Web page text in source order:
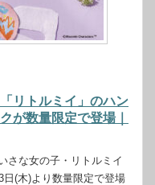
リトルミイ」のハン
が数量限定で登場｜
さな女の子・リトルミイ
(木)より数量限定で登場